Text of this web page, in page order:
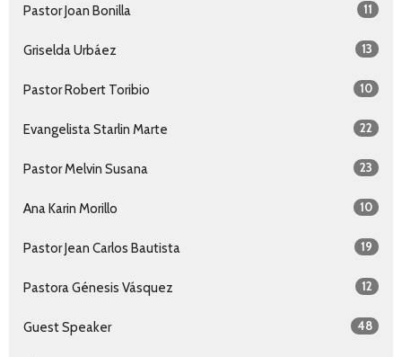
Pastor Joan Bonilla 11
Griselda Urbáez 13
Pastor Robert Toribio 10
Evangelista Starlin Marte 22
Pastor Melvin Susana 23
Ana Karin Morillo 10
Pastor Jean Carlos Bautista 19
Pastora Génesis Vásquez 12
Guest Speaker 48